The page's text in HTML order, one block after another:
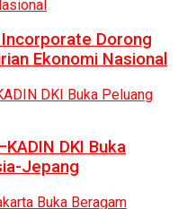
Dorong
Ekonomi Nasional
DKI Buka
Jepang